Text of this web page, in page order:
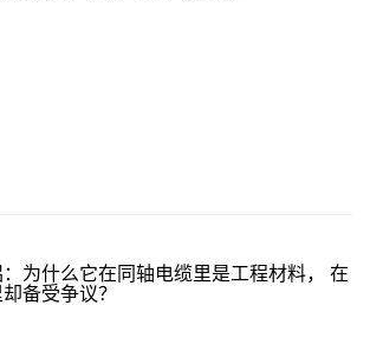
为什么它在同轴电缆里是工程材料， 在
备受争议？